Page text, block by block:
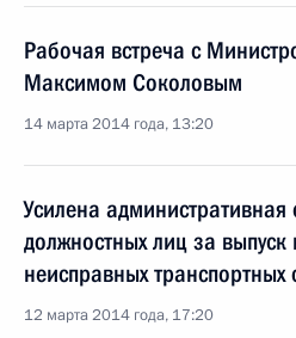
Рабочая встреча с
Максимом Соколовым
14 марта 2014 года, 13:20
Усилена административная
должностных лиц за
неисправных транспортных
12 марта 2014 года, 17:20